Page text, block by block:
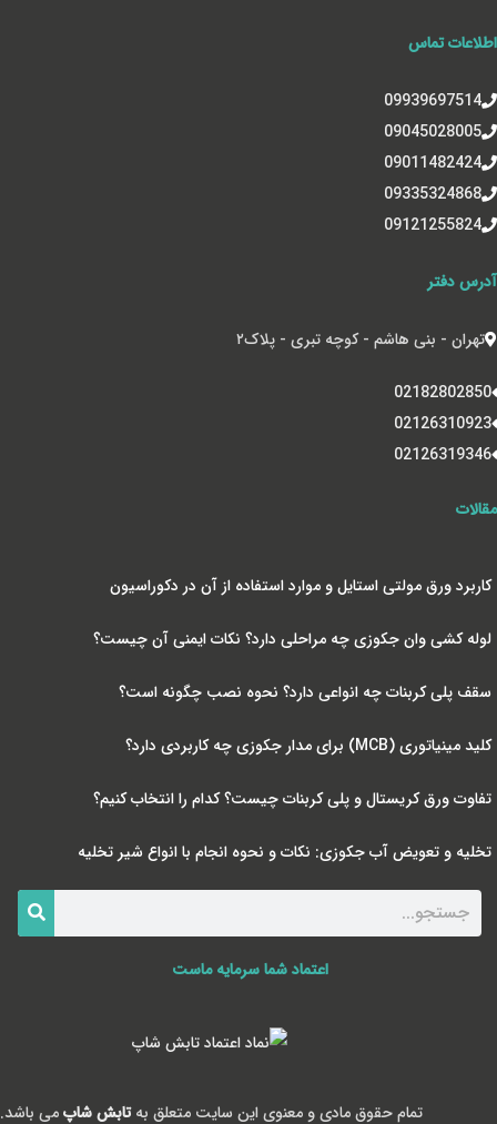
اطلاعات تماس
09939697514
09045028005
09011482424
09335324868
09121255824
آدرس دفتر
تهران - بنی هاشم - کوچه تبری - پلاک‌۲
02182802850
02126310923
02126319346
مقالات
کاربرد ورق مولتی استایل و موارد استفاده از آن در دکوراسیون
لوله کشی وان جکوزی چه مراحلی دارد؟ نکات ایمنی آن چیست؟
سقف پلی کربنات چه انواعی دارد؟ نحوه نصب چگونه است؟
کلید مینیاتوری (MCB) برای مدار جکوزی چه کاربردی دارد؟
تفاوت ورق کریستال و پلی کربنات چیست؟ کدام را انتخاب کنیم؟
تخلیه و تعویض آب جکوزی: نکات و نحوه انجام با انواع شیر تخلیه
اعتماد شما سرمایه ماست
تمام حقوق مادی و معنوی این سایت متعلق بهتابش شاپمی باشد.